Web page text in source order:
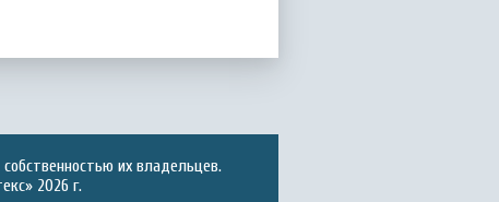
их владельцев.
2026 г.